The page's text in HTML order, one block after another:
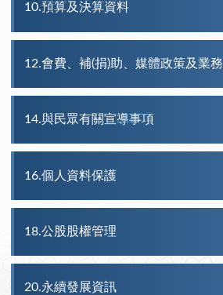
10 預算及決算資料
12 會費、補(捐)助、媒體政策及業
14 與民眾有關宣導事項
16 個人資料保護
18 公股股權管理
20 永續發展資訊